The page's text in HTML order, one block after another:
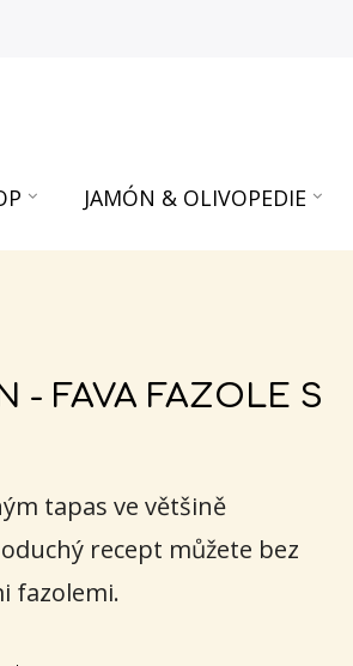
JAMÓN & OLIVOPEDIE
- FAVA FAZOLE S
tapas ve většině
recept můžete bez
fazolemi.